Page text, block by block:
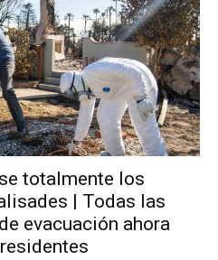
totalmente los
| Todas las
evacuación ahora